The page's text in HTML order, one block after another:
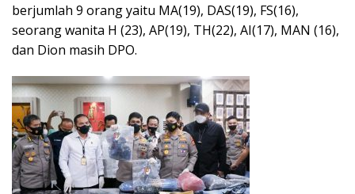
berjumlah 9 orang yaitu MA(19), DAS(19), FS(16),
seorang wanita H (23), AP(19), TH(22), AI(17), MAN (16),
dan Dion masih DPO.